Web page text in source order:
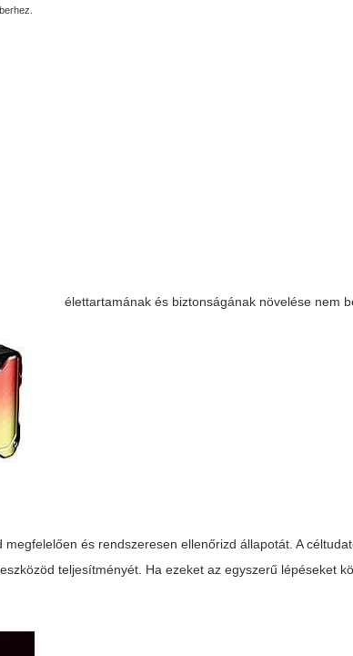
élettartamának és biztonságának növelése nem
és rendszeresen ellenőrizd állapotát. A
teljesítményét. Ha ezeket az egyszerű lépéseket